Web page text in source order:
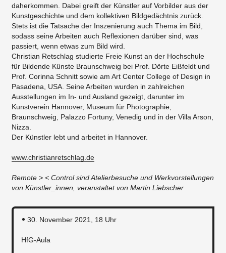
daherkommen. Dabei greift der Künstler auf Vorbilder aus der
Kunstgeschichte und dem kollektiven Bildgedächtnis zurück.
Stets ist die Tatsache der Inszenierung auch Thema im Bild,
sodass seine Arbeiten auch Reflexionen darüber sind, was
passiert, wenn etwas zum Bild wird.
Christian Retschlag studierte Freie Kunst an der Hochschule
für Bildende Künste Braunschweig bei Prof. Dörte Eißfeldt und
Prof. Corinna Schnitt sowie am Art Center College of Design in
Pasadena, USA. Seine Arbeiten wurden in zahlreichen
Ausstellungen im In- und Ausland gezeigt, darunter im
Kunstverein Hannover, Museum für Photographie,
Braunschweig, Palazzo Fortuny, Venedig und in der Villa Arson,
Nizza.
Der Künstler lebt und arbeitet in Hannover.
www.christianretschlag.de
Remote > < Control sind Atelierbesuche und Werkvorstellungen
von Künstler_innen, veranstaltet von Martin Liebscher
30. November 2021, 18 Uhr
HfG-Aula